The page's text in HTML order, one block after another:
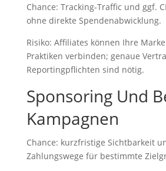
Chance: Tracking‑Traffic und ggf.
ohne direkte Spendenabwicklung.
Risiko: Affiliates können Ihre
Praktiken verbinden; genaue
Reportingpflichten sind nötig.
Sponsoring Und
Kampagnen
Chance: kurzfristige Sichtbarkeit
Zahlungswege für bestimmte